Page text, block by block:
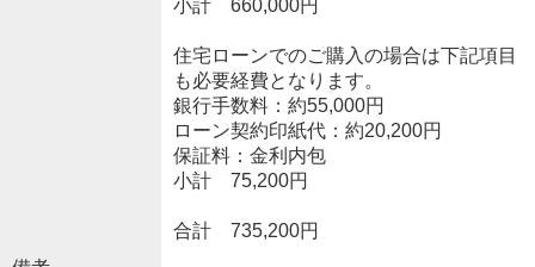
小計 660,000円
住宅ローンでのご購入の場合は下記項目
も必要経費となります。
銀行手数料：約55,000円
ローン契約印紙代：約20,200円
保証料：金利内包
小計 75,200円
合計 735,200円